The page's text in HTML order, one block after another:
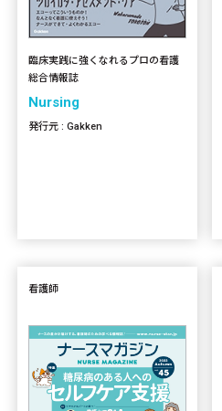
臨床実践に強くなれるプロの看護
総合情報誌
Nursing
発行元 : Gakken
看護師